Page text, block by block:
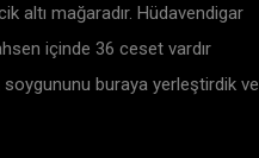
altı mağaradır. Hüdavendigar
içinde 36 ceset vardır
soygununu buraya yerleştirdik ve